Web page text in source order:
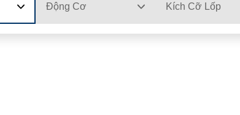
Động Cơ Kích Cỡ Lốp